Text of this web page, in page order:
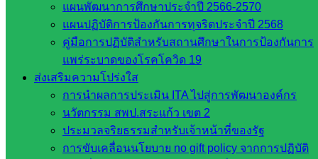
แผนพัฒนาการศึกษาประจำปี 2566-2570
แผนปฏิบัติการป้องกันการทุจริตประจำปี 2568
คู่มือการปฏิบัติสำหรับสถานศึกษาในการป้องกันการ
แพร่ระบาดของโรคโควิด 19
ส่งเสริมความโปร่งใส
การนำผลการประเมิน ITA ไปสู่การพัฒนาองค์กร
นวัตกรรม สพป.สระแก้ว เขต 2
ประมวลจริยธรรมสำหรับเจ้าหน้าที่ของรัฐ
การขับเคลื่อนนโยบาย no gift policy จากการปฏิบัติ
คณะ
กรรมการ
การ
อาชีวศึกษา
สำนักงาน
คณะ
กรรมการ
การศึกษา
ขั้นพื้น